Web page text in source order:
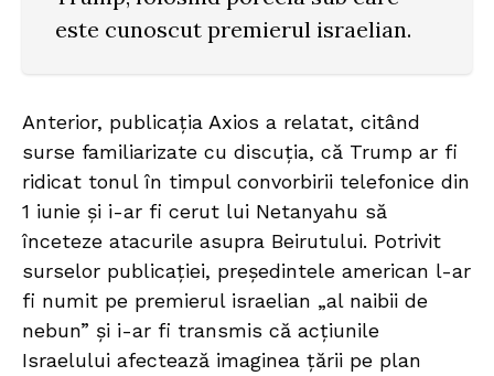
este cunoscut premierul israelian.
Anterior, publicația Axios a relatat, citând
surse familiarizate cu discuția, că Trump ar fi
ridicat tonul în timpul convorbirii telefonice din
1 iunie și i-ar fi cerut lui Netanyahu să
înceteze atacurile asupra Beirutului. Potrivit
surselor publicației, președintele american l-ar
fi numit pe premierul israelian „al naibii de
nebun” și i-ar fi transmis că acțiunile
Israelului afectează imaginea țării pe plan